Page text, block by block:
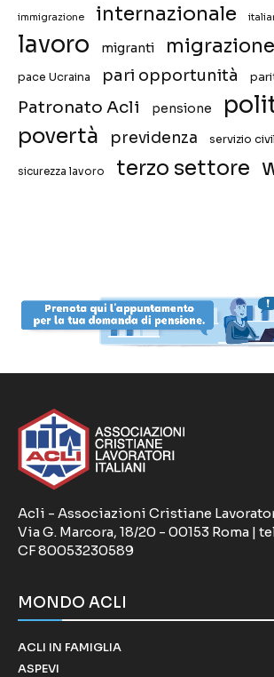
immigrazione internazionale
lavoro migranti migrazione
pace Ucraina pari opportunità
Patronato Acli pensione
povertà previdenza servizio
sicurezza lavoro terzo settore
Acli - Associazioni Cristiane
Via G. Marcora, 18/20 - 00153 Roma |
CF 80053230589
MONDO ACLI
ACLI IN FAMIGLIA
ASPEVI